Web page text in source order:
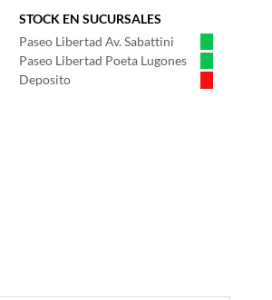
STOCK EN SUCURSALES
Paseo Libertad Av. Sabattini
Paseo Libertad Poeta Lugones
Deposito